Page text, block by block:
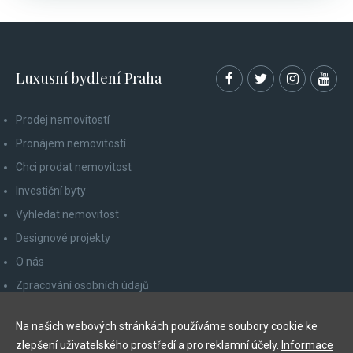
Luxusní bydlení Praha
Prodej nemovitostí
Pronájem nemovitostí
Chci prodat nemovitost
Investiční byty
Vyhledat nemovitost
Designové projekty
O nás
Zpracování osobních údajů
Odhlášení z newsletteru
Na našich webových stránkách používáme soubory cookie ke
zlepšení uživatelského prostředí a pro reklamní účely. Informace